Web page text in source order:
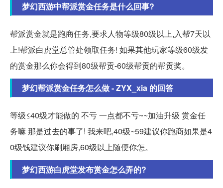
梦幻西游中帮派赏金任务是什么回事?
帮派赏金就是跑商任务,要求人物等级80级以上,入帮7天以
上!帮派白虎堂总管处领取任务! 如果其他玩家等级60级发
的赏金那么你会得到80级帮贡-60级帮贡的帮贡奖。
梦幻帮派赏金任务怎么做 - ZYX_xia 的回答
等级≤40级才能做的 不亏 一点都不亏~~加油升级 赏金任
务嘛 那是过去的事了! 我来吧,40级~59建议你跑商如果是4
0级钱建议你刷厢房,60级以上随便你怎。
梦幻西游白虎堂发布赏金怎么弄的?